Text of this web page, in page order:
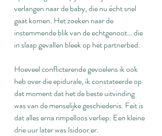
verlangen naar de baby, die nu écht snel
gaat komen. Het zoeken naar de
instemmende blik van de echtgenoot… die
in slaap gevallen bleek op het partnerbed.
Hoeveel conflicterende gevoelens ik ook
heb over die epidurale, ik constateerde op
dat moment dat het de beste uitvinding
was van de menselijke geschiedenis. Feit is
dat alles erna rimpelloos verliep. Een kleine
drie uur later was Isidoor er.